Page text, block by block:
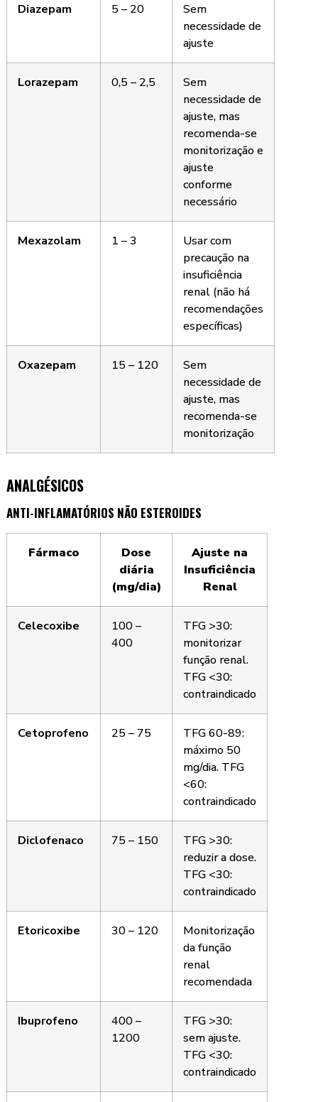
Diazepam 5 – 20
Sem
necessidade de
ajuste
Lorazepam 0,5 – 2,5
Sem
necessidade de
ajuste, mas
recomenda-se
monitorização e
ajuste
conforme
necessário
Mexazolam 1 – 3
Usar com
precaução na
insuficiência
renal (não há
recomendações
específicas)
Oxazepam 15 – 120
Sem
necessidade de
ajuste, mas
recomenda-se
monitorização
ANALGÉSICOS
ANTI-INFLAMATÓRIOS NÃO ESTEROIDES
Fármaco
Dose
diária
(mg/dia)
Ajuste na
Insuficiência
Renal
Celecoxibe
100 –
400
TFG >30:
monitorizar
função renal.
TFG <30:
contraindicado
Cetoprofeno 25 – 75
TFG 60-89:
máximo 50
mg/dia. TFG
<60:
contraindicado
Diclofenaco 75 – 150
TFG >30:
reduzir a dose.
TFG <30:
contraindicado
Etoricoxibe 30 – 120
Monitorização
da função
renal
recomendada
Ibuprofeno
400 –
1200
TFG >30:
sem ajuste.
TFG <30:
contraindicado